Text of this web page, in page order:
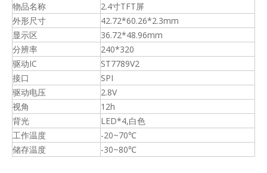
物品名称
2.4寸TFT屏
外形尺寸
42.72*60.26*2.3mm
显示区
36.72*48.96mm
分辨率
240*320
驱动IC
ST7789V2
接口
SPI
驱动电压
2.8V
视角
12h
背光
LED*4,白色
工作温度
-20~70℃
储存温度
-30~80℃